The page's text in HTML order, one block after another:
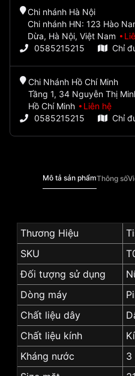
Chi nhánh Hà Nội
Chi nhánh HN: 123 Hào
Dừa, Hà Nội, Việt Nam
0585215215
Chỉ
Chi Nhánh Hồ Chí Minh
Tầng 1, 34 Nguyễn Thị
Hồ Chí Minh
Liên hệ
0585215215
Chỉ
Mô tả sản phẩmThông số
Thương Hiệu
SKU
Đối tượng sử dụng
Dòng máy
Chất liệu dây
Chất liệu kính
Kháng nước
3